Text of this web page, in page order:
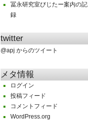
冨永研究室びじたー案内の記
録
twitter
@apj からのツイート
メタ情報
ログイン
投稿フィード
コメントフィード
WordPress.org